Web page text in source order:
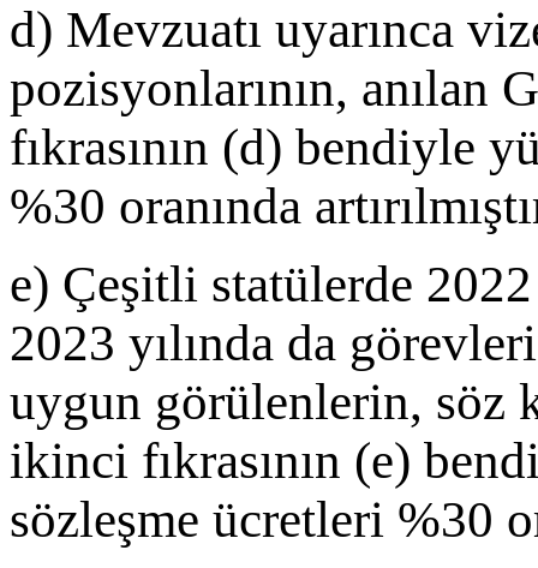
d) Mevzuatı uyarınca
pozisyonlarının,
fıkrasının (d) bendiyle
%30 oranında
e) Çeşitli statülerde 2022
2023 yılında da
uygun görülenlerin, söz
ikinci fıkrasının (e)
sözleşme ücretleri %30